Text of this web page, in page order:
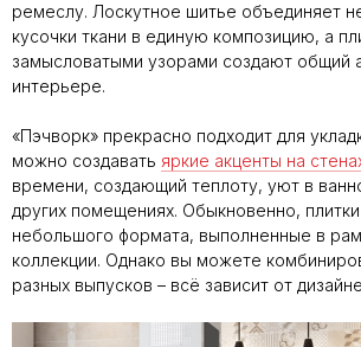
ремеслу. Лоскутное шитье объединяет
кусочки ткани в единую композицию, а
замысловатыми узорами создают общий
интерьере.
«Пэчворк» прекрасно подходит для
можно создавать яркие акценты на
времени, создающий теплоту, уют в
других помещениях. Обыкновенно,
небольшого формата, выполненные в
коллекции. Однако вы можете
разных выпусков – всё зависит от